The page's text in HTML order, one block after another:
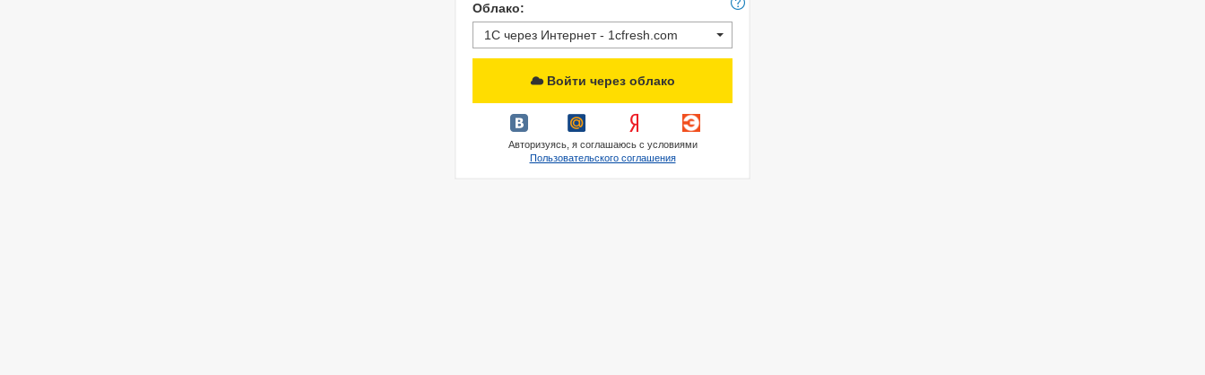
Облако:
1С через Интернет - 1cfresh.com
Войти через облако
Авторизуясь, я соглашаюсь с условиями
Пользовательского соглашения